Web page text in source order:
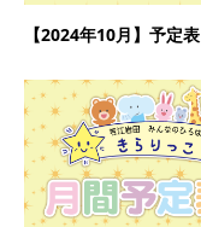
【2024年10月】予定表